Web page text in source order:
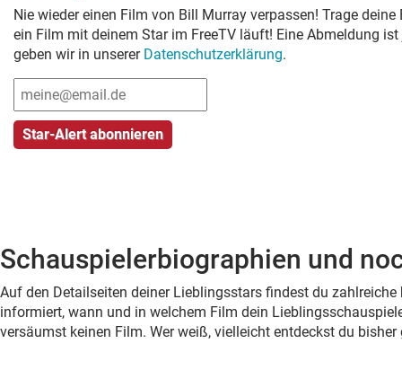
Nie wieder einen Film von Bill Murray verpassen! Trage
ein Film mit deinem Star im FreeTV läuft! Eine Abmeldung
geben wir in unserer Datenschutzerklärung.
Schauspielerbiographien und
Auf den Detailseiten deiner Lieblingsstars findest du
informiert, wann und in welchem Film dein
versäumst keinen Film. Wer weiß, vielleicht entdeckst du